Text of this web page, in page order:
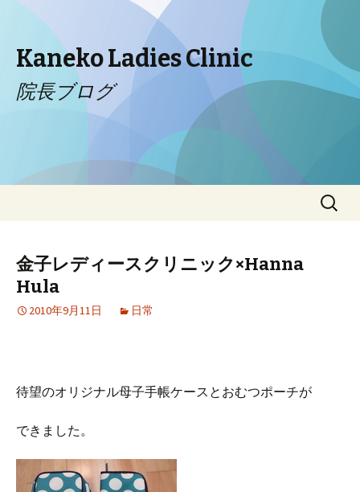
Kaneko Ladies Clinic
院長ブログ
検
金子レディースクリニック×Hanna
Hula
2010年9月11日 日常
待望のオリジナル母子手帳ケースとおむつポーチが
できました。